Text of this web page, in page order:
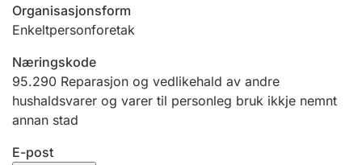
Ektepaktrettleiaren
Andre tema
Organisasjonsform
Enkeltpersonforetak
Næringskode
95.290 Reparasjon og vedlikehald av andre
hushaldsvarer og varer til personleg bruk ikkje nemnt
annan stad
E-post